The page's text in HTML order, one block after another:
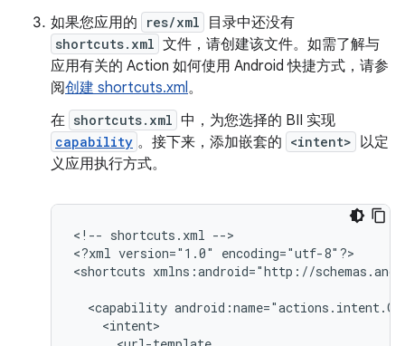
如果您应用的 res/xml 目录中还没有
shortcuts.xml 文件，请创建该文件。如需了解与
应用有关的 Action 如何使用 Android 快捷方式，请参
阅创建 shortcuts.xml。
在 shortcuts.xml 中，为您选择的 BII 实现
capability 。接下来，添加嵌套的 <intent> 以定
义应用执行方式。
<!-- shortcuts.xml -->
<?xml version="1.0"
encoding="utf-8"?>
<shortcuts xmlns:android="http://
<capability